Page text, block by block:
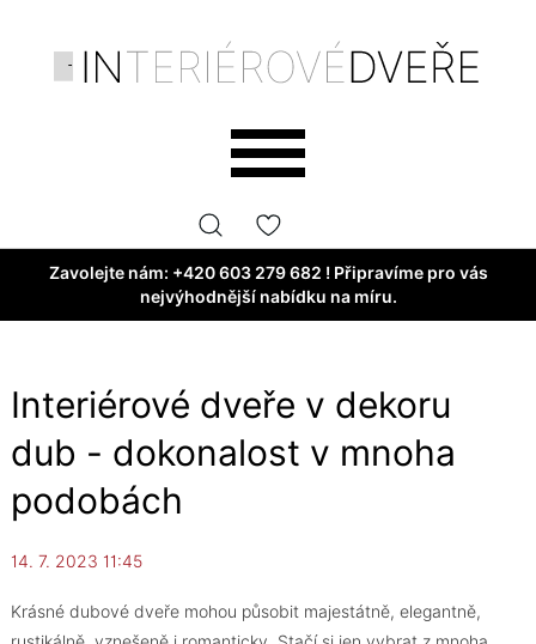
Zavolejte nám: +420 603 279 682 ! Připravíme pro vás
nejvýhodnější nabídku na míru.
Interiérové dveře v dekoru
dub - dokonalost v mnoha
podobách
14. 7. 2023 11:45
Krásné dubové dveře mohou působit majestátně, elegantně,